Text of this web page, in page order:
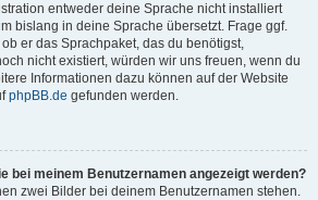
entweder deine Sprache nicht installiert
bislang in deine Sprache übersetzt. Frage ggf.
er das Sprachpaket, das du benötigst,
nicht existiert, würden wir uns freuen, wenn du
Informationen dazu können auf der Website
phpBB.de gefunden werden.
bei meinem Benutzernamen angezeigt werden?
zwei Bilder bei deinem Benutzernamen stehen.